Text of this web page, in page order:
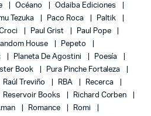
Océano
Odaiba Ediciones
Tezuka Paco Roca
Paltik
Paul Grist
Paul Pope
House
Pepeto
Planeta De Agostini
Poesía
Book
Pura Pinche Fortaleza
Raúl Treviño RBA
Recerca
Reservoir Books
Richard Corben
Romance
Romi